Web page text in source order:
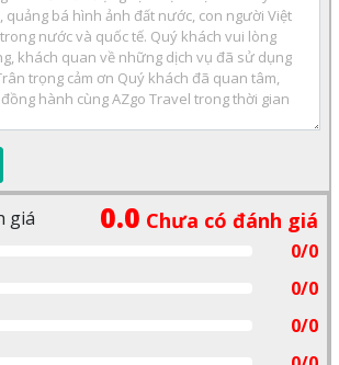
giá 0.0 Chưa có đánh giá
0/0
0/0
0/0